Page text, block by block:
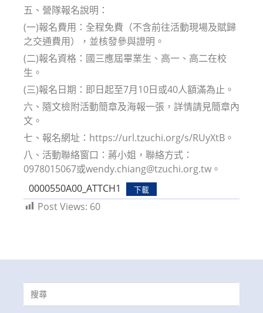
五、營隊報名說明：
(一)報名費用：全程免費（不含前往活動現場及賦歸
之交通費用），並核發參與證明。
(二)報名資格：國三應屆畢業生、高一、高二在校
生。
(三)報名日期：即日起至7月10日或40人額滿為止。
六、隨文檢附活動簡章及海報一張，詳情請見簡章內
文。
七、報名網址：https://url.tzuchi.org/s/RUyXtB。
八、活動聯絡窗口：蔣小姐，聯絡方式：
0978015067或wendy.chiang@tzuchi.org.tw。
0000550A00_ATTCH1
下載
Post Views: 60
Search
for: